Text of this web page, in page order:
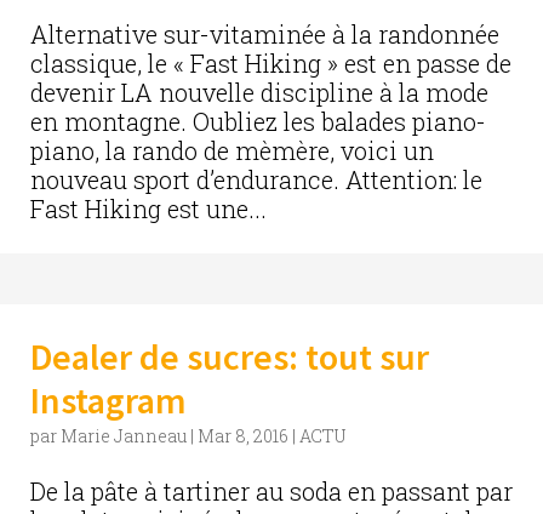
Alternative sur-vitaminée à la randonnée
classique, le « Fast Hiking » est en passe de
devenir LA nouvelle discipline à la mode
en montagne. Oubliez les balades piano-
piano, la rando de mèmère, voici un
nouveau sport d’endurance. Attention: le
Fast Hiking est une...
Dealer de sucres: tout sur
Instagram
par Marie Janneau | Mar 8, 2016 | ACTU
De la pâte à tartiner au soda en passant par